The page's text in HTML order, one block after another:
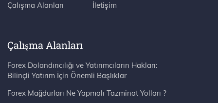
Çalışma Alanları
İletişim
Çalışma Alanları
Forex Dolandırıcılığı ve Yatırımcıların Hakları:
Bilinçli Yatırım İçin Önemli Başlıklar
Forex Mağdurları Ne Yapmalı Tazminat Yolları ?